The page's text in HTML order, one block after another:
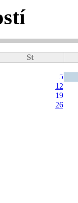
St
5
12
19
26